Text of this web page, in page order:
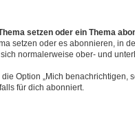
setzen oder ein Thema
setzen oder es abonnieren, in
normalerweise ober- und
Option „Mich benachrichtigen,
für dich abonniert.